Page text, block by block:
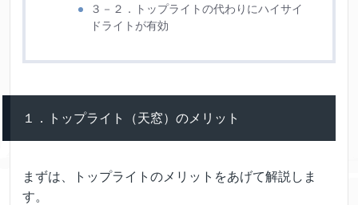
３－２．トップライトの代わりにハイサイ
ドライトが有効
１．トップライト（天窓）のメリット
まずは、トップライトのメリットをあげて解説しま
す。